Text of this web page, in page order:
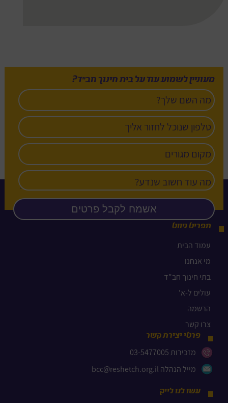
מעוניין לשמוע עוד על בית חינוך חב”ד?
תפריט ניווט
עמוד הבית
מי אנחנו
בתי חינוך חב"ד
עולים ל-א'
הרשמה
צרו קשר
פרטי יצירת קשר
מזכירות 03-5477005
מייל הנהלה bcc@reshetch.org.il
עשו לנו לייק